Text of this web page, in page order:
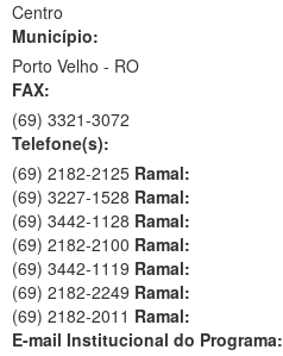
Centro
Município:
Porto Velho - RO
FAX:
(69) 3321-3072
Telefone(s):
(69) 2182-2125 Ramal:
(69) 3227-1528 Ramal:
(69) 3442-1128 Ramal:
(69) 2182-2100 Ramal:
(69) 3442-1119 Ramal:
(69) 2182-2249 Ramal:
(69) 2182-2011 Ramal:
E-mail Institucional do Programa: